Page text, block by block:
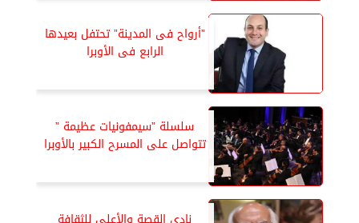
”أرواح فى المدينة” تحتفل بعيدها
الرابع فى الأوبرا
سلسلة ”سيمفونيات عظيمة ”
تتواصل على المسرح الكبير بالأوبرا